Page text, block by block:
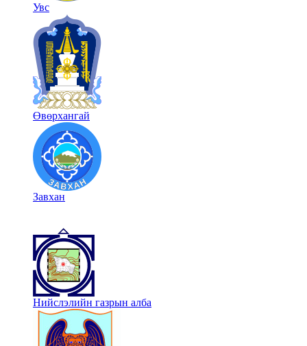
Увс
Өвөрхангай
Завхан
Нийслэлийн газрын алба